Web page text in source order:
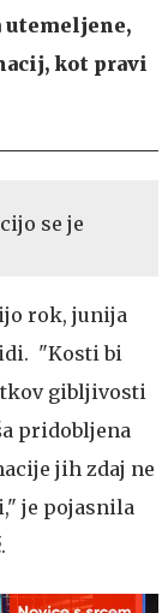
utemeljene,
kot pravi
se je
rok, junija
"Kosti bi
gibljivosti
pridobljena
jih zdaj ne
je pojasnila
.